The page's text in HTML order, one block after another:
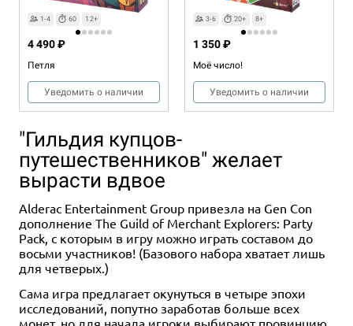
1-4 60 12+
Петля
4 490 ₽
Уведомить о наличии
3-6 20+ 8+
Моё число!
1 350 ₽
Уведомить о наличии
"Гильдия купцов-
путешественников" желает
вырасти вдвое
Alderac Entertainment Group привезла на Gen Con
дополнение The Guild of Merchant Explorers: Party
Pack, с которым в игру можно играть составом до
восьми участников! (Базового набора хватает лишь
для четверых.)
Сама игра предлагает окунуться в четыре эпохи
исследований, попутно заработав больше всех
монет, но для начала игроки выбирают провинцию,